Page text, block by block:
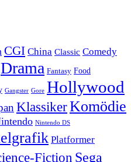
CGI China Classic Comedy
Drama Fantasy Food
Gangster Gore Hollywood
KlassikerKomödie
Nintendo DS
Platformer
Fiction Sega